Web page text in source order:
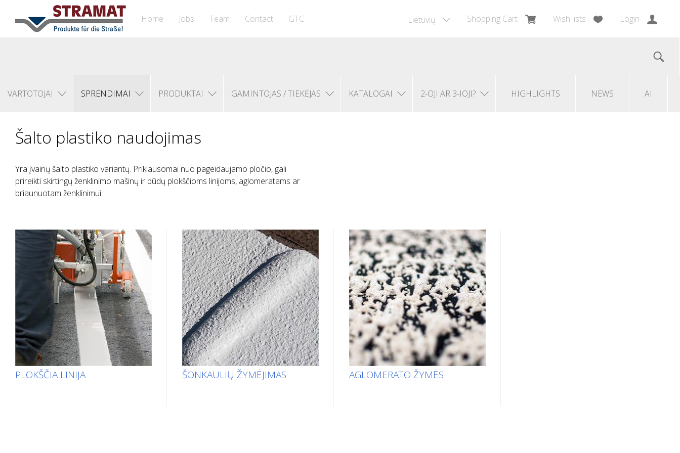
Lietuvių Shopping Cart Wish lists Login
Home Jobs Team Contact GTC
VARTOTOJAI SPRENDIMAI PRODUKTAI GAMINTOJAS / TIEKĖJAS KATALOGAI 2-OJI AR 3-IOJI? HIGHLIGHTS NEWS AI
Šalto plastiko naudojimas
Yra įvairių šalto plastiko variantų. Priklausomai nuo pageidaujamo pločio, gali
prireikti skirtingų ženklinimo mašinų ir būdų plokščioms linijoms, aglomeratams ar
briaunuotam ženklinimui.
PLOKŠČIA LINIJA ŠONKAULIŲ ŽYMĖJIMAS AGLOMERATO ŽYMĖS